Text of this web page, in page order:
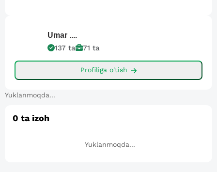
Umar ....
137 ta 71 ta
Profiliga o'tish
Yuklanmoqda...
0 ta izoh
Yuklanmoqda...